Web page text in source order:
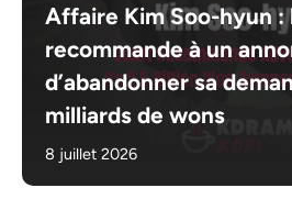
Affaire Kim Soo-hyun :
recommande à un
d’abandonner sa
milliards de wons
8 juillet 2026